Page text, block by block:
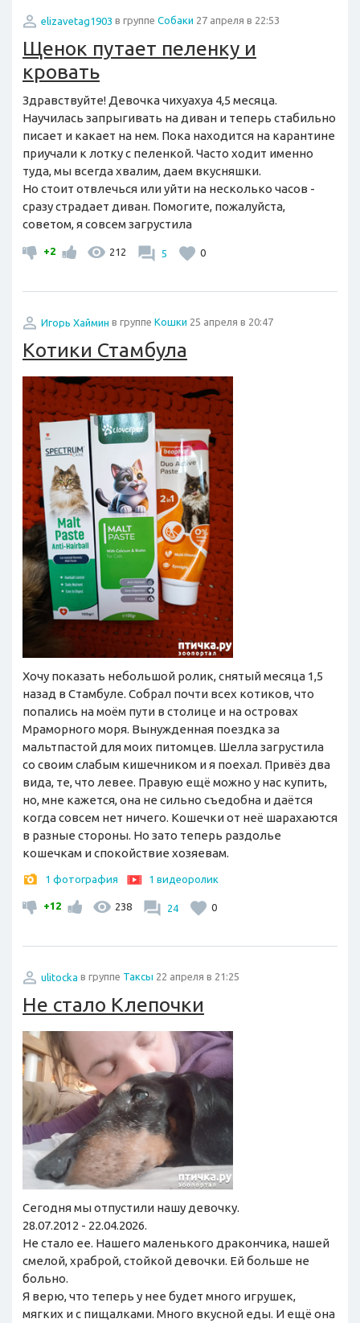
elizavetag1903 в группе Собаки 27 апреля в 22:53
Щенок путает пеленку и
кровать
Здравствуйте! Девочка чихуахуа 4,5 месяца.
Научилась запрыгивать на диван и теперь стабильно
писает и какает на нем. Пока находится на карантине
приучали к лотку с пеленкой. Часто ходит именно
туда, мы всегда хвалим, даем вкусняшки.
Но стоит отвлечься или уйти на несколько часов -
сразу страдает диван. Помогите, пожалуйста,
советом, я совсем загрустила
+2 212 5 0
Игорь Хаймин в группе Кошки 25 апреля в 20:47
Котики Стамбула
Хочу показать небольшой ролик, снятый месяца 1,5
назад в Стамбуле. Собрал почти всех котиков, что
попались на моём пути в столице и на островах
Мраморного моря. Вынужденная поездка за
мальтпастой для моих питомцев. Шелла загрустила
со своим слабым кишечником и я поехал. Привёз два
вида, те, что левее. Правую ещё можно у нас купить,
но, мне кажется, она не сильно съедобна и даётся
когда совсем нет ничего. Кошечки от неё шарахаются
в разные стороны. Но зато теперь раздолье
кошечкам и спокойствие хозяевам.
1 фотография 1 видеоролик
+12 238 24 0
ulitocka в группе Таксы 22 апреля в 21:25
Не стало Клепочки
Сегодня мы отпустили нашу девочку.
28.07.2012 - 22.04.2026.
Не стало ее. Нашего маленького дракончика, нашей
смелой, храброй, стойкой девочки. Ей больше не
больно.
Я верю, что теперь у нее будет много игрушек,
мягких и с пищалками. Много вкусной еды. И ещё она